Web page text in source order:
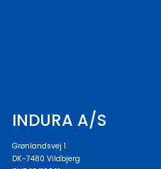
INDURA A/S
Grønlandsvej 1
DK-7480 Vildbjerg